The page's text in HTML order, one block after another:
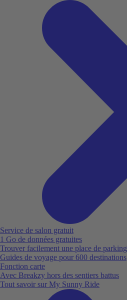
Service de salon gratuit
1 Go de données gratuites
Trouver facilement une place de parking
Guides de voyage pour 600 destinations
Fonction carte
Avec Breakzy hors des sentiers battus
Tout savoir sur My Sunny Ride